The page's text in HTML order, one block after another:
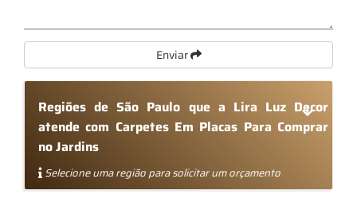
Enviar
Regiões de São Paulo que a Lira Luz Decor
atende com Carpetes Em Placas Para Comprar
no Jardins
Selecione uma região para solicitar um orçamento